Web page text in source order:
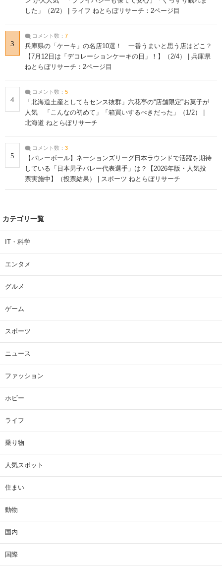
した」（2/2） | ライフ ねとらぼリサーチ：2ページ目
3
コメント数： 7
兵庫県の「ケーキ」の名店10選！ 一番うまいと思う店はどこ？
【7月12日は「デコレーションケーキの日」！】（2/4） | 兵庫県
ねとらぼリサーチ：2ページ目
4
コメント数： 5
「北海道土産としてもセンス抜群」六花亭の“店舗限定”お菓子が
人気 「こんなの初めて」「箱買いするべきだった」（1/2） |
北海道 ねとらぼリサーチ
5
コメント数： 3
【バレーボール】ネーションズリーグ日本ラウンドで活躍を期待
している「日本男子バレー代表選手」は？【2026年版・人気投
票実施中】（投票結果） | スポーツ ねとらぼリサーチ
カテゴリ一覧
IT・科学
エンタメ
グルメ
ゲーム
スポーツ
ニュース
ファッション
ホビー
ライフ
乗り物
人気スポット
住まい
動物
国内
国際